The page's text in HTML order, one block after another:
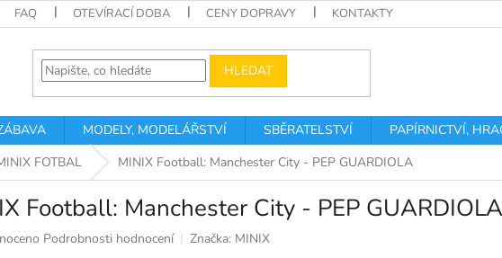
FAQ OTEVÍRACÍ DOBA CENY DOPRAVY KONTAKTY
HLEDAT
MODELY, MODELÁŘSTVÍ SBĚRATELSTVÍ PAPÍRNICTVÍ,
FOTBAL MINIX Football: Manchester City - PEP GUARDIOLA
Football: Manchester City - PEP GUARDIOLA
Podrobnosti hodnocení Značka: MINIX